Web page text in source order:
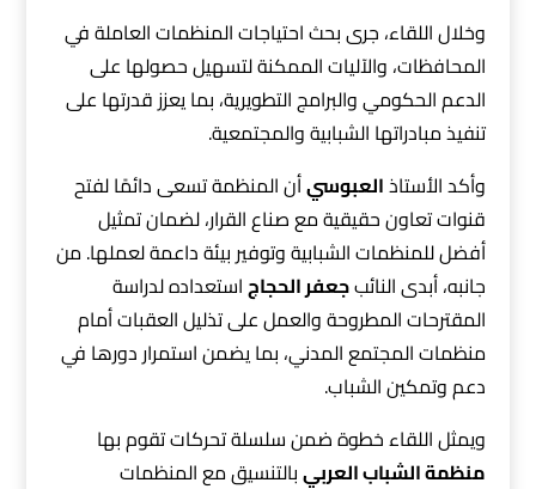
وخلال اللقاء، جرى بحث احتياجات المنظمات العاملة في
المحافظات، والآليات الممكنة لتسهيل حصولها على
الدعم الحكومي والبرامج التطويرية، بما يعزز قدرتها على
تنفيذ مبادراتها الشبابية والمجتمعية.
وأكد الأستاذالعبوسيأن المنظمة تسعى دائمًا لفتح
قنوات تعاون حقيقية مع صناع القرار، لضمان تمثيل
أفضل للمنظمات الشبابية وتوفير بيئة داعمة لعملها. من
جانبه، أبدى النائبجعفر الحجاجاستعداده لدراسة
المقترحات المطروحة والعمل على تذليل العقبات أمام
منظمات المجتمع المدني، بما يضمن استمرار دورها في
دعم وتمكين الشباب.
ويمثل اللقاء خطوة ضمن سلسلة تحركات تقوم بها
منظمة الشباب العربيبالتنسيق مع المنظمات